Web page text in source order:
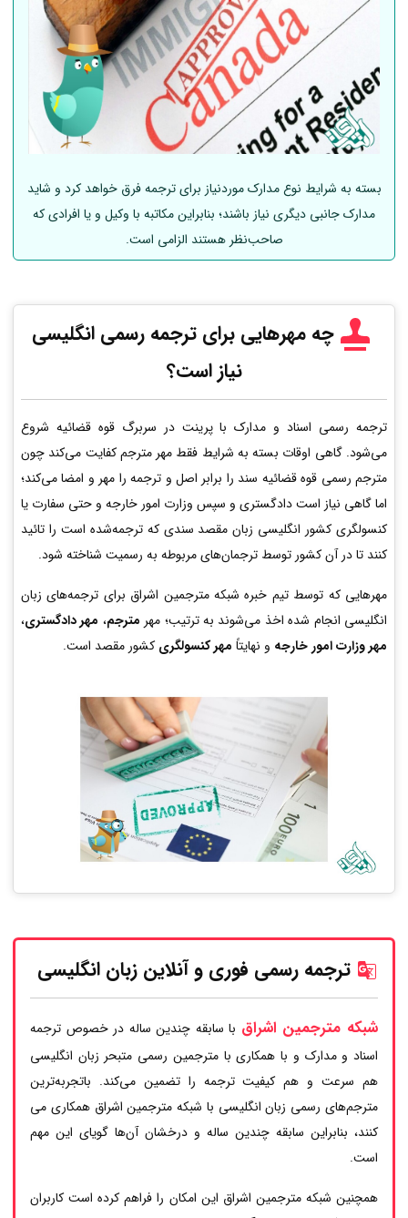
بسته به شرایط نوع مدارک موردنیاز برای ترجمه فرق خواهد کرد و شاید
مدارک جانبی دیگری نیاز باشند؛ بنابراین مکاتبه با وکیل و یا افرادی که
صاحب‌نظر هستند الزامی است.
چه مهرهایی برای ترجمه رسمی انگلیسی
نیاز است؟
ترجمه رسمی اسناد و مدارک با پرینت در سربرگ قوه قضائیه شروع
می‌شود. گاهی اوقات بسته به شرایط فقط مهر مترجم کفایت می‌کند چون
مترجم رسمی قوه قضائیه سند را برابر اصل و ترجمه را مهر و امضا می‌کند؛
اما گاهی نیاز است دادگستری و سپس وزارت امور خارجه و حتی سفارت یا
کنسولگری کشور انگلیسی زبان مقصد سندی که ترجمه‌شده است را تائید
کنند تا در آن کشور توسط ترجمان‌های مربوطه به رسمیت شناخته شود.
مهرهایی که توسط تیم خبره شبکه مترجمین اشراق برای ترجمه‌های زبان
انگلیسی انجام شده اخذ می‌شوند به ترتیب؛ مهر مترجم، مهر دادگستری،
مهر وزارت امور خارجه و نهایتاً مهر کنسولگری کشور مقصد است.
ترجمه رسمی فوری و آنلاین زبان انگلیسی
شبکه مترجمین اشراق با سابقه چندین ساله در خصوص ترجمه
اسناد و مدارک و با همکاری با مترجمین رسمی متبحر زبان انگلیسی
هم سرعت و هم کیفیت ترجمه را تضمین می‌کند. باتجربه‌ترین
مترجم‌های رسمی زبان انگلیسی با شبکه مترجمین اشراق همکاری می
کنند، بنابراین سابقه چندین ساله و درخشان آن‌ها گویای این مهم
است.
همچنین شبکه مترجمین اشراق این امکان را فراهم کرده است کاربران